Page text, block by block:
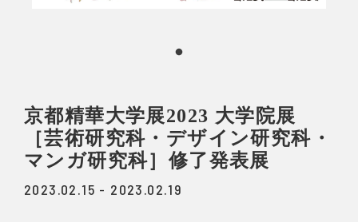
京都精華大学展2023 大学院展
［芸術研究科・デザイン研究科・
マンガ研究科］修了発表展
2023.02.15 - 2023.02.19